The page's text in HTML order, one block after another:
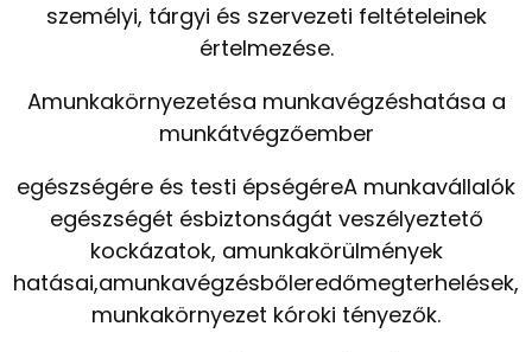
személyi, tárgyi és szervezeti feltételeinek
értelmezése.
Amunkakörnyezetésa munkavégzéshatása a
munkátvégzőember
egészségére és testi épségéreA munkavállalók
egészségét ésbiztonságát veszélyeztető
kockázatok, amunkakörülmények
hatásai,amunkavégzésbőleredőmegterhelések,
munkakörnyezet kóroki tényezők.